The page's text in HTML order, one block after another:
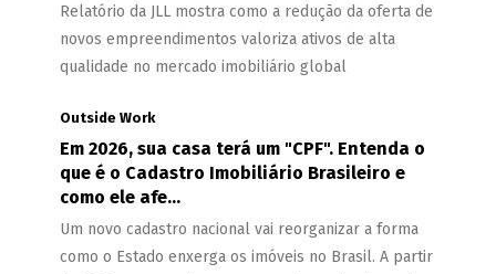
Relatório da JLL mostra como a redução da oferta de
novos empreendimentos valoriza ativos de alta
qualidade no mercado imobiliário global
Outside Work
Em 2026, sua casa terá um "CPF". Entenda o
que é o Cadastro Imobiliário Brasileiro e
como ele afe...
Um novo cadastro nacional vai reorganizar a forma
como o Estado enxerga os imóveis no Brasil. A partir